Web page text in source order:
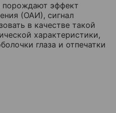
порождают эффект
(ОАИ), сигнал
в качестве такой
характеристики,
глаза и отпечатки